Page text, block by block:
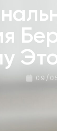
09/